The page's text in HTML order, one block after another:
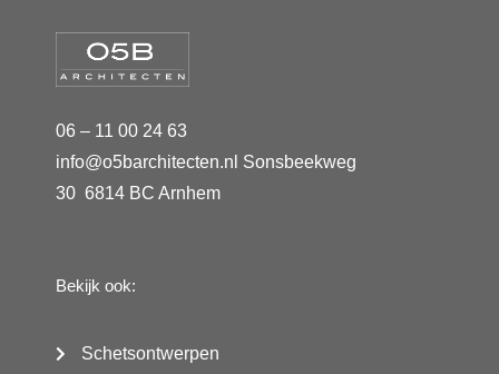
06 – 11 00 24 63
info@o5barchitecten.nl Sonsbeekweg
30 6814 BC Arnhem
Bekijk ook:
Schetsontwerpen